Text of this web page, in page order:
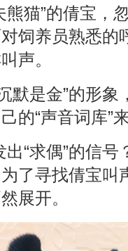
熊猫”的倩宝，
饲养员熟悉的
声。
默是金”的形
的“声音词库”
“求偶”的信
了寻找倩宝叫
展开。